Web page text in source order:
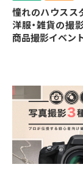
憧れのハウスス
洋服・雑貨の撮
商品撮影イベン